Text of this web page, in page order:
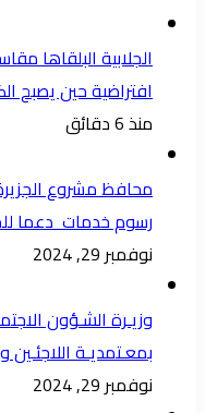
الجلابية البلقاها
افتراضية حين
منذ 6 دقائق
رسوم خدمات دعما
نوفمبر 29, 2024
وزيـرة الشـؤون
بمعـتمديـة اللاجئـين
نوفمبر 29, 2024